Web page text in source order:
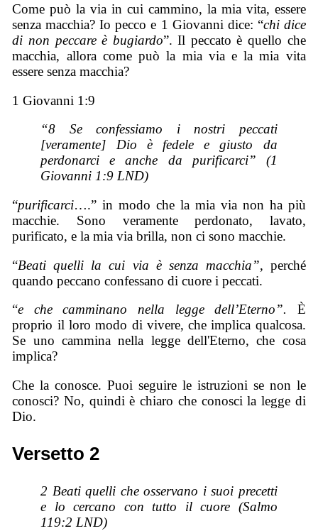
Come può la via in cui cammino, la mia vita, essere
senza macchia? Io pecco e 1 Giovanni dice: “chi dice
di non peccare è bugiardo”. Il peccato è quello che
macchia, allora come può la mia via e la mia vita
essere senza macchia?
1 Giovanni 1:9
“8 Se confessiamo i nostri peccati
[veramente] Dio è fedele e giusto da
perdonarci e anche da purificarci” (1
Giovanni 1:9 LND)
“purificarci….” in modo che la mia via non ha più
macchie. Sono veramente perdonato, lavato,
purificato, e la mia via brilla, non ci sono macchie.
“Beati quelli la cui via è senza macchia”, perché
quando peccano confessano di cuore i peccati.
“e che camminano nella legge dell’Eterno”. È
proprio il loro modo di vivere, che implica qualcosa.
Se uno cammina nella legge dell'Eterno, che cosa
implica?
Che la conosce. Puoi seguire le istruzioni se non le
conosci? No, quindi è chiaro che conosci la legge di
Dio.
Versetto 2
2 Beati quelli che osservano i suoi precetti
e lo cercano con tutto il cuore (Salmo
119:2 LND)